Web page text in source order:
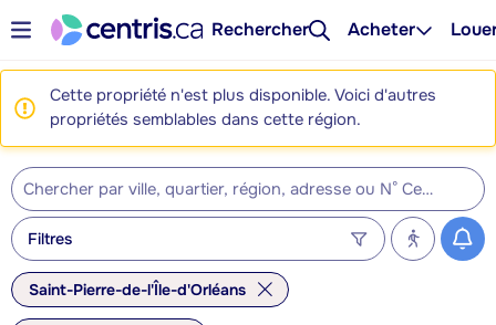
Rechercher Acheter
Cette propriété n'est plus disponible. Voici d'autres
propriétés semblables dans cette région.
Filtres
Saint-Pierre-de-l'Île-d'Orléans